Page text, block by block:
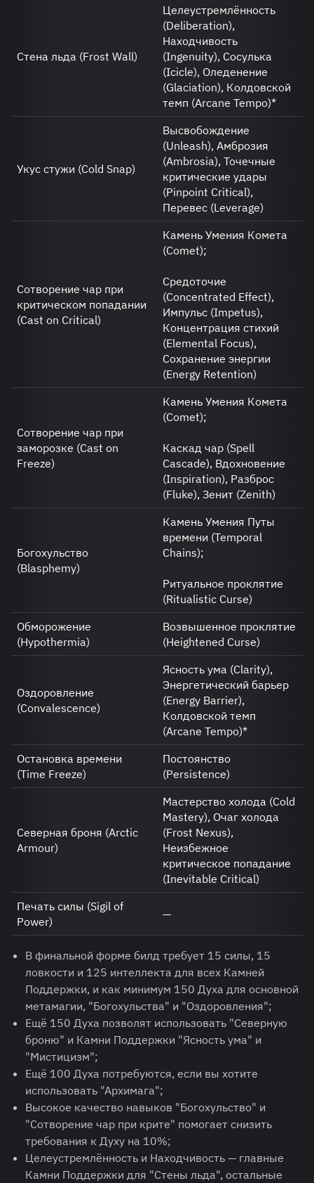
Стена льда (Frost Wall)
Целеустремлённость
(Deliberation),
Находчивость
(Ingenuity), Сосулька
(Icicle), Оледенение
(Glaciation), Колдовской
темп (Arcane Tempo)*
Укус стужи (Cold Snap)
Высвобождение
(Unleash), Амброзия
(Ambrosia), Точечные
критические удары
(Pinpoint Critical),
Перевес (Leverage)
Сотворение чар при
критическом попадании
(Cast on Critical)
Камень Умения Комета
(Comet);
Средоточие
(Concentrated Effect),
Импульс (Impetus),
Концентрация стихий
(Elemental Focus),
Сохранение энергии
(Energy Retention)
Сотворение чар при
заморозке (Cast on
Freeze)
Камень Умения Комета
(Comet);
Каскад чар (Spell
Cascade), Вдохновение
(Inspiration), Разброс
(Fluke), Зенит (Zenith)
Богохульство
(Blasphemy)
Камень Умения Путы
времени (Temporal
Chains);
Ритуальное проклятие
(Ritualistic Curse)
Обморожение
(Hypothermia)
Возвышенное проклятие
(Heightened Curse)
Оздоровление
(Convalescence)
Ясность ума (Clarity),
Энергетический барьер
(Energy Barrier),
Колдовской темп
(Arcane Tempo)*
Остановка времени
(Time Freeze)
Постоянство
(Persistence)
Северная броня (Arctic
Armour)
Мастерство холода (Cold
Mastery), Очаг холода
(Frost Nexus),
Неизбежное
критическое попадание
(Inevitable Critical)
Печать силы (Sigil of
Power)
—
В финальной форме билд требует 15 силы, 15
ловкости и 125 интеллекта для всех Камней
Поддержки, и как минимум 150 Духа для основной
метамагии, "Богохульства" и "Оздоровления";
Ещё 150 Духа позволят использовать "Северную
броню" и Камни Поддержки "Ясность ума" и
"Мистицизм";
Ещё 100 Духа потребуются, если вы хотите
использовать "Архимага";
Высокое качество навыков "Богохульство" и
"Сотворение чар при крите" помогает снизить
требования к Духу на 10%;
Целеустремлённость и Находчивость — главные
Камни Поддержки для "Стены льда", остальные